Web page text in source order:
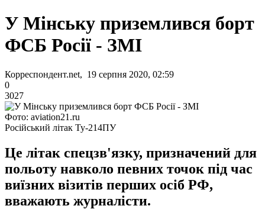
У Мінську приземлився борт
ФСБ Росії - ЗМІ
Корреспондент.net, 19 серпня 2020, 02:59
0
3027
Фото: aviation21.ru
Російський літак Ту-214ПУ
Це літак спецзв'язку, призначений для
польоту навколо певних точок під час
виїзних візитів перших осіб РФ,
вважають журналісти.